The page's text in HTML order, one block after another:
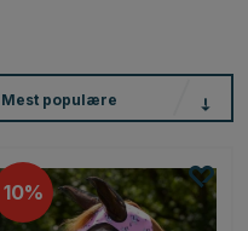
Mest populære
10%